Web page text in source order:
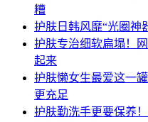
糟
护肤 日韩风靡“光圈神
护肤专治细软扁塌！
起来
护肤懒女生最爱这一
更充足
护肤勤洗手更要保养